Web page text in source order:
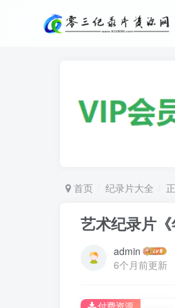
首页 纪录片大全
艺术纪录片
admin
6个月前更新